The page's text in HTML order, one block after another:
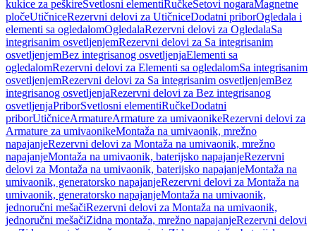
kukice za peškireSvetlosni elementiRučkeSetovi nogaraMagnetne
pločeUtičniceRezervni delovi za UtičniceDodatni priborOgledala i
elementi sa ogledalomOgledalaRezervni delovi za OgledalaSa
integrisanim osvetljenjemRezervni delovi za Sa integrisanim
osvetljenjemBez integrisanog osvetljenjaElementi sa
ogledalomRezervni delovi za Elementi sa ogledalomSa integrisanim
osvetljenjemRezervni delovi za Sa integrisanim osvetljenjemBez
integrisanog osvetljenjaRezervni delovi za Bez integrisanog
osvetljenjaPriborSvetlosni elementiRučkeDodatni
priborUtičniceArmatureArmature za umivaonikeRezervni delovi za
Armature za umivaonikeMontaža na umivaonik, mrežno
napajanjeRezervni delovi za Montaža na umivaonik, mrežno
napajanjeMontaža na umivaonik, baterijsko napajanjeRezervni
delovi za Montaža na umivaonik, baterijsko napajanjeMontaža na
umivaonik, generatorsko napajanjeRezervni delovi za Montaža na
umivaonik, generatorsko napajanjeMontaža na umivaonik,
jednoručni mešačiRezervni delovi za Montaža na umivaonik,
jednoručni mešačiZidna montaža, mrežno napajanjeRezervni delovi